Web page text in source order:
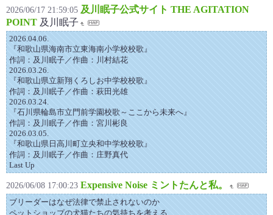
2026/06/17 21:59:05 及川眠子公式サイト THE AGITATION
POINT 及川眠子
2026.04.06.
『和歌山県海南市立東海南小学校校歌』
作詞：及川眠子／作曲：川村結花
2026.03.26.
『和歌山県立新翔くろしお中学校校歌』
作詞：及川眠子／作曲：萩田光雄
2026.03.24.
『石川県輪島市立門前学園校歌～ここから未来へ』
作詞：及川眠子／作曲：宮川彬良
2026.03.05.
『和歌山県日高川町立央和中学校校歌』
作詞：及川眠子／作曲：庄野真代
Last Up
2026/06/08 17:00:23 Expensive Noise ミントたんと私。
ブリーダーはなぜ法律で禁止されないのか
ペットショップの犬猫たちの気持ちを考える